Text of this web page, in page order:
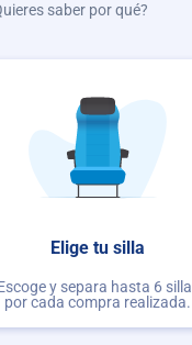
saber por qué?
Elige tu silla
y separa hasta 6
por cada compra realizada.